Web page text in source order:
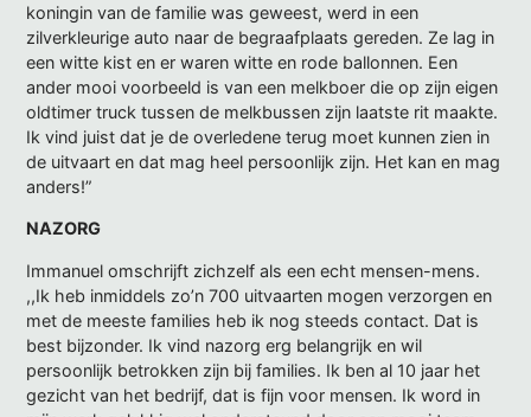
koningin van de familie was geweest, werd in een
zilverkleurige auto naar de begraafplaats gereden. Ze lag in
een witte kist en er waren witte en rode ballonnen. Een
ander mooi voorbeeld is van een melkboer die op zijn eigen
oldtimer truck tussen de melkbussen zijn laatste rit maakte.
Ik vind juist dat je de overledene terug moet kunnen zien in
de uitvaart en dat mag heel persoonlijk zijn. Het kan en mag
anders!”
NAZORG
Immanuel omschrijft zichzelf als een echt mensen-mens.
,,Ik heb inmiddels zo’n 700 uitvaarten mogen verzorgen en
met de meeste families heb ik nog steeds contact. Dat is
best bijzonder. Ik vind nazorg erg belangrijk en wil
persoonlijk betrokken zijn bij families. Ik ben al 10 jaar het
gezicht van het bedrijf, dat is fijn voor mensen. Ik word in